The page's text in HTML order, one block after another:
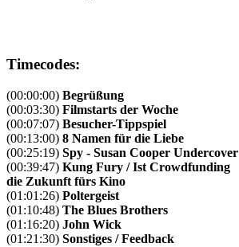
Timecodes:
(00:00:00) Begrüßung
(00:03:30) Filmstarts der Woche
(00:07:07) Besucher-Tippspiel
(00:13:00) 8 Namen für die Liebe
(00:25:19) Spy - Susan Cooper Undercover
(00:39:47) Kung Fury / Ist Crowdfunding
die Zukunft fürs Kino
(01:01:26) Poltergeist
(01:10:48) The Blues Brothers
(01:16:20) John Wick
(01:21:30) Sonstiges / Feedback